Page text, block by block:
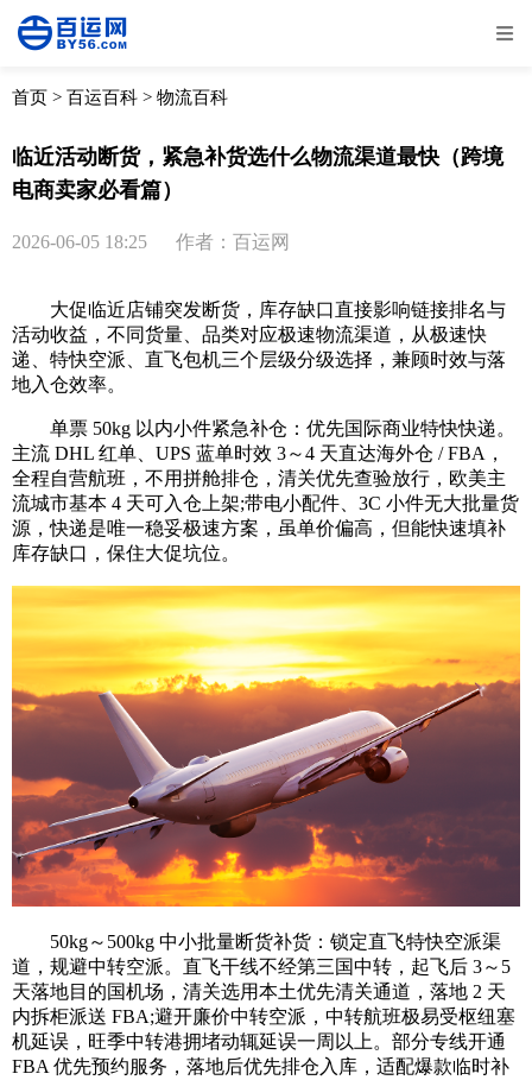
全部 物流资讯
取消
首页 > 百运百科 > 物流百科
临近活动断货，紧急补货选什么物流渠道最快（跨境
电商卖家必看篇）
2026-06-05 18:25 作者：百运网
大促临近店铺突发断货，库存缺口直接影响链接排名与
活动收益，不同货量、品类对应极速物流渠道，从极速快
递、特快空派、直飞包机三个层级分级选择，兼顾时效与落
地入仓效率。
单票 50kg 以内小件紧急补仓：优先国际商业特快快递。
主流 DHL 红单、UPS 蓝单时效 3～4 天直达海外仓 / FBA，
全程自营航班，不用拼舱排仓，清关优先查验放行，欧美主
流城市基本 4 天可入仓上架;带电小配件、3C 小件无大批量货
源，快递是唯一稳妥极速方案，虽单价偏高，但能快速填补
库存缺口，保住大促坑位。
50kg～500kg 中小批量断货补货：锁定直飞特快空派渠
道，规避中转空派。直飞干线不经第三国中转，起飞后 3～5
天落地目的国机场，清关选用本土优先清关通道，落地 2 天
内拆柜派送 FBA;避开廉价中转空派，中转航班极易受枢纽塞
机延误，旺季中转港拥堵动辄延误一周以上。部分专线开通
FBA 优先预约服务，落地后优先排仓入库，适配爆款临时补